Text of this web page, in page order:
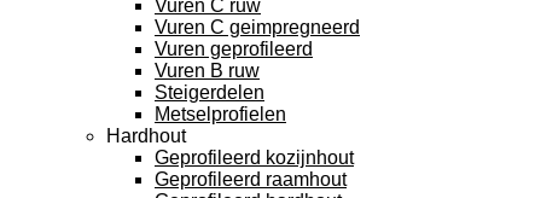
Vuren C ruw
Vuren C geimpregneerd
Vuren geprofileerd
Vuren B ruw
Steigerdelen
Metselprofielen
Hardhout
Geprofileerd kozijnhout
Geprofileerd raamhout